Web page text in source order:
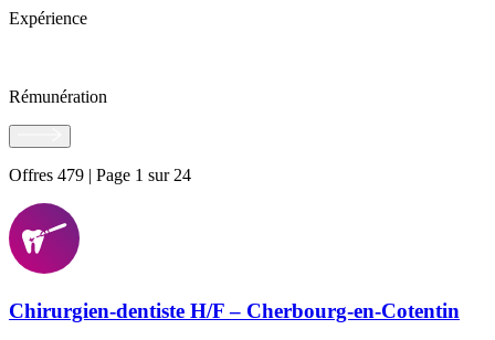
Expérience
Rémunération
Offres 479 | Page 1 sur 24
Chirurgien-dentiste H/F – Cherbourg-en-Cotentin